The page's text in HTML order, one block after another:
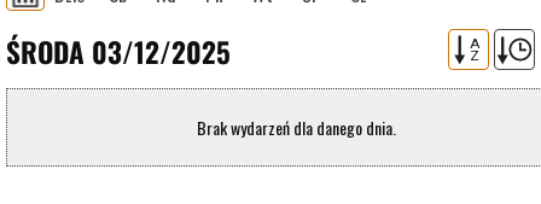
ŚRODA 03/12/2025 A
Z
Brak wydarzeń dla danego dnia.